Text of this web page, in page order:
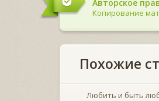
Авторское
Копирование
Похожие
Любить и быть